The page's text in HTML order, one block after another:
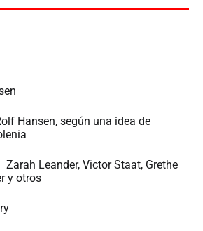
Hansen, según una idea de
Leander, Victor Staat, Grethe
y otros